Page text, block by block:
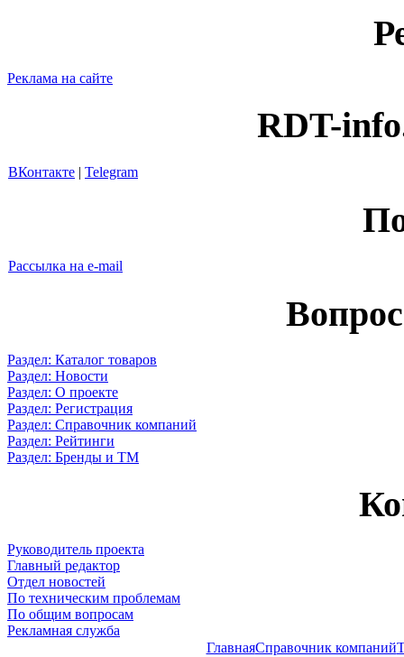
Реклама на сайте
RDT-
ВКонтакте | Telegram
Рассылка на e-mail
Раздел: Каталог товаров
Раздел: Новости
Раздел: О проекте
Раздел: Регистрация
Раздел: Справочник компаний
Раздел: Рейтинги
Раздел: Бренды и ТМ
Руководитель проекта
Главный редактор
Отдел новостей
По техническим проблемам
По общим вопросам
Рекламная служба
ГлавнаяСправочник компаний